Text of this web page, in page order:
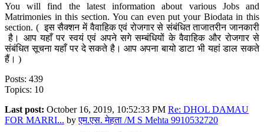
You will find the latest information about various Jobs and
Matrimonies in this section. You can even put your Biodata in this
section. ( इस सैक्शन में वैवाहिक एवं रोजगार से संबंधित ताजातरीन जानकारी
है। आप यहाँ पर स्वयं एवं अपने सगे सम्बंधियों के वैवाहिक और रोजगार से
संबंधित सूचना यहाँ पर दे सकते है। आप अपना बायो डाटा भी यहां डाल सकते
हैं। )
Posts: 439
Topics: 10
Last post: October 16, 2019, 10:52:33 PM Re: DHOL DAMAU
FOR MARRI... byएम.एस. मेहता /M S Mehta 9910532720